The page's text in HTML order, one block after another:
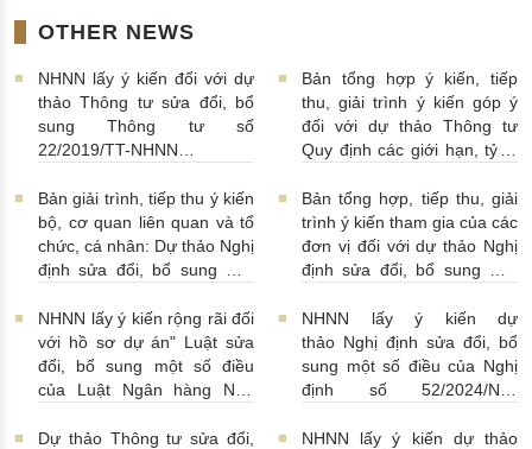
OTHER NEWS
NHNN lấy ý kiến đối với dự
thảo Thông tư sửa đổi, bổ
sung Thông tư số
22/2019/TT-NHNN
Bản tổng hợp ý kiến, tiếp
thu, giải trình ý kiến góp ý
đối với dự thảo Thông tư
Quy định các giới hạn, tỷ lệ
động của Ngân Hàng Phát
Triển Việt Nam 16/06/2026 |
11:07:00
Bản giải trình, tiếp thu ý kiến
bộ, cơ quan liên quan và tổ
chức, cá nhân: Dự thảo Nghị
định sửa đổi, bổ sung một
94/2025/NĐ-CP của Chính
phủ quy định về Cơ chế thử
nghiệm có kiểm soát trong
lĩnh vực ngân hàng.
Bản tổng hợp, tiếp thu, giải
trình ý kiến tham gia của các
đơn vị đối với dự thảo Nghị
định sửa đổi, bổ sung một
58/2021/NĐ-CP
05/06/2026
| 17:03:00
NHNN lấy ý kiến rộng rãi đối
với hồ sơ dự án" Luật sửa
đổi, bổ sung một số điều
của Luật Ngân hàng Nhà
46/2010/QH12, Luật Phòng,
NHNN lấy ý kiến dự
thảo Nghị định sửa đổi, bổ
sung một số điều của Nghị
định số 52/2024/NĐ-
Chính phủ quy định về
Dự thảo Thông tư sửa đổi,
NHNN lấy ý kiến dự thảo